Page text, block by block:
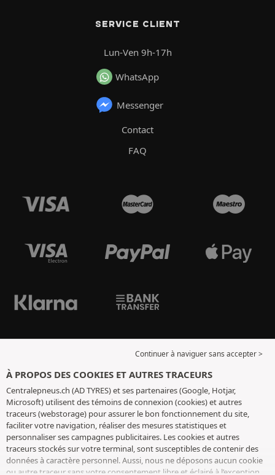
SERVICE CLIENT
Lun-Ven 9h-17h
WhatsApp
Messenger
Contact
FAQ
Continuer à naviguer sans accepter >
À PROPOS DES COOKIES ET AUTRES TRACEURS
Centralepneus.ch (AD TYRES) et ses partenaires (Google, Hotjar,
Microsoft) utilisent des témoins de connexion (cookies) et autres
traceurs (webstorage) pour assurer le bon fonctionnement du site,
faciliter votre navigation, réaliser des mesures statistiques et
personnaliser ses campagnes publicitaires. Les cookies et autres
traceurs stockés sur votre terminal, sont susceptibles de contenir des
données à caractère personnel. Aussi, nous ne déposons aucun cookie
ou autre traceur sans votre consentement libre et éclairé à l’exception